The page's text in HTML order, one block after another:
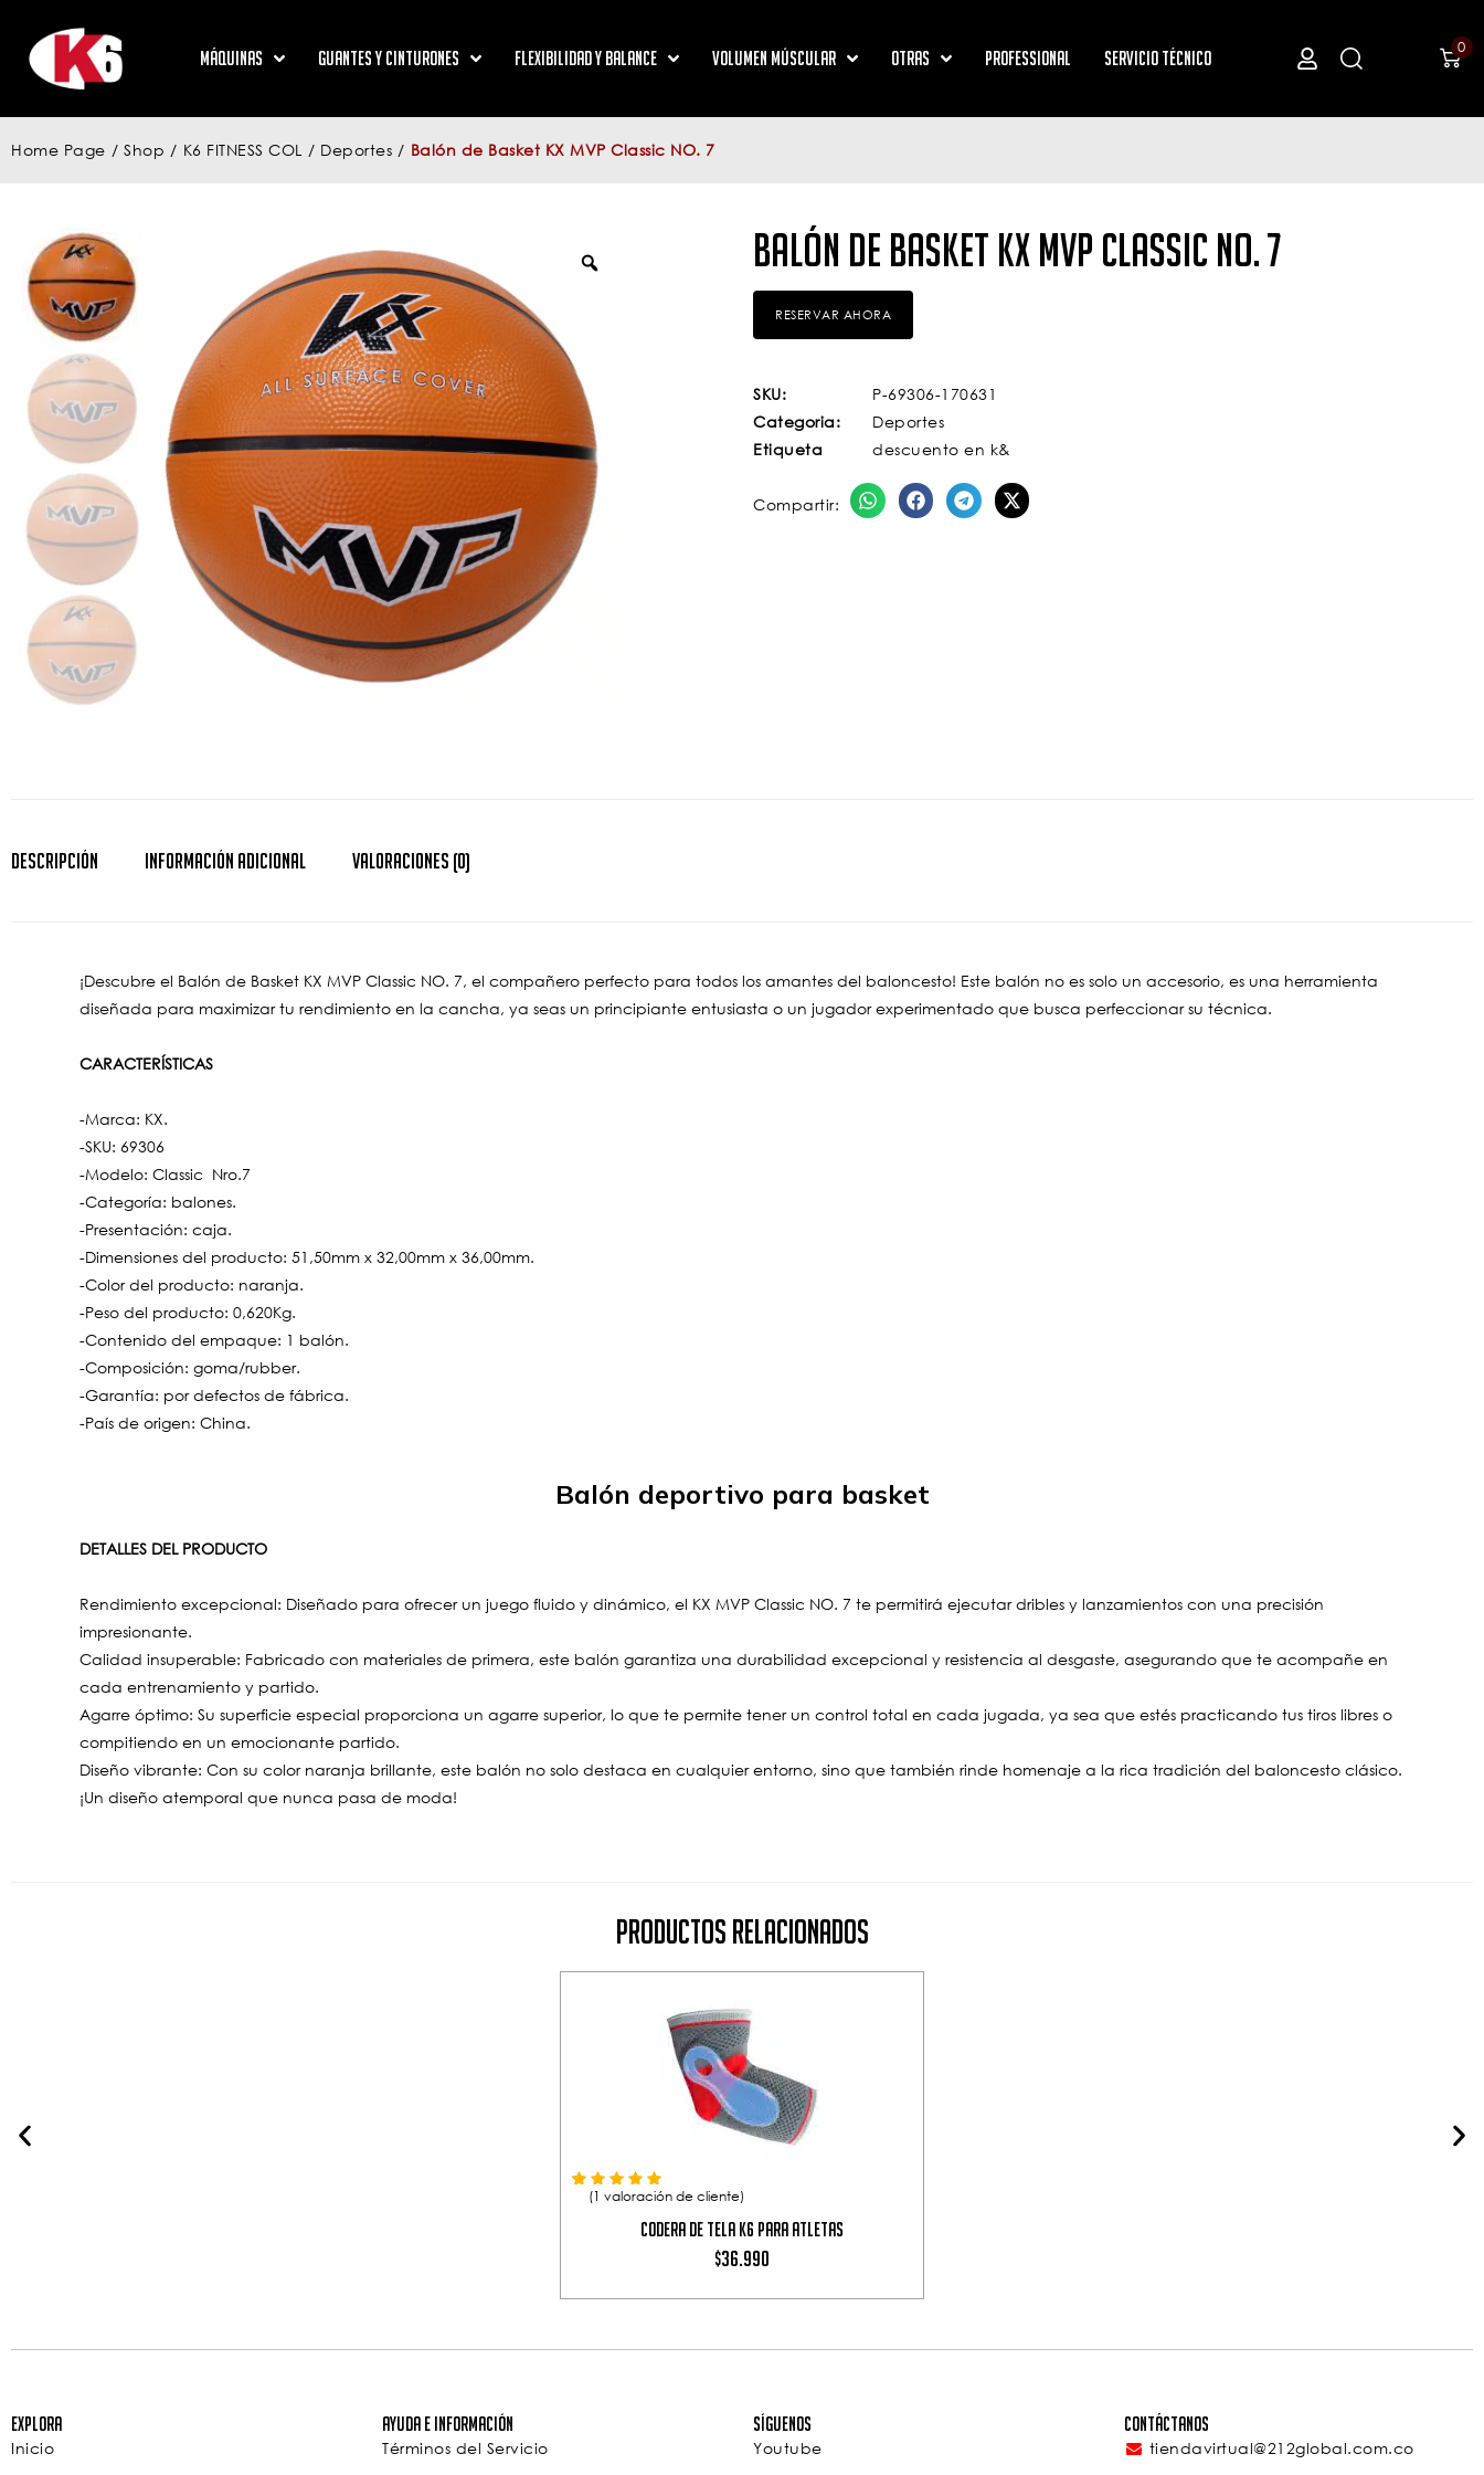
Máquinas Guantes y Cinturones Flexibilidad y Balance Volumen Múscular Otras Professional Servicio Técnico 0
Home Page / Shop / K6 FITNESS COL / Deportes / Balón de Basket KX MVP Classic NO. 7
Balón de Basket KX MVP Classic NO. 7
SKU:
P-69306-170631
Categoria:
Deportes
Etiqueta
descuento en k&
Compartir:
Descripción Información Adicional Valoraciones (0)
¡Descubre el Balón de Basket KX MVP Classic NO. 7, el compañero perfecto para todos los amantes del baloncesto! Este balón no es solo un accesorio, es una herramienta
diseñada para maximizar tu rendimiento en la cancha, ya seas un principiante entusiasta o un jugador experimentado que busca perfeccionar su técnica.
CARACTERÍSTICAS
-Marca: KX.
-SKU: 69306
-Modelo: Classic Nro.7
-Categoría: balones.
-Presentación: caja.
-Dimensiones del producto: 51,50mm x 32,00mm x 36,00mm.
-Color del producto: naranja.
-Peso del producto: 0,620Kg.
-Contenido del empaque: 1 balón.
-Composición: goma/rubber.
-Garantía: por defectos de fábrica.
-País de origen: China.
Balón deportivo para basket
DETALLES DEL PRODUCTO
Rendimiento excepcional: Diseñado para ofrecer un juego fluido y dinámico, el KX MVP Classic NO. 7 te permitirá ejecutar dribles y lanzamientos con una precisión
impresionante.
Calidad insuperable: Fabricado con materiales de primera, este balón garantiza una durabilidad excepcional y resistencia al desgaste, asegurando que te acompañe en
cada entrenamiento y partido.
Agarre óptimo: Su superficie especial proporciona un agarre superior, lo que te permite tener un control total en cada jugada, ya sea que estés practicando tus tiros libres o
compitiendo en un emocionante partido.
Diseño vibrante: Con su color naranja brillante, este balón no solo destaca en cualquier entorno, sino que también rinde homenaje a la rica tradición del baloncesto clásico.
¡Un diseño atemporal que nunca pasa de moda!
Productos Relacionados
Valorado con5.00
de 5 en base a
valoración de un cliente
(1 valoración de cliente)
Codera de Tela K6 para Atletas
$36.990
Explora
Inicio
Ayuda e Información
Términos del Servicio
Síguenos
Youtube
Contáctanos
tiendavirtual@212global.com.co